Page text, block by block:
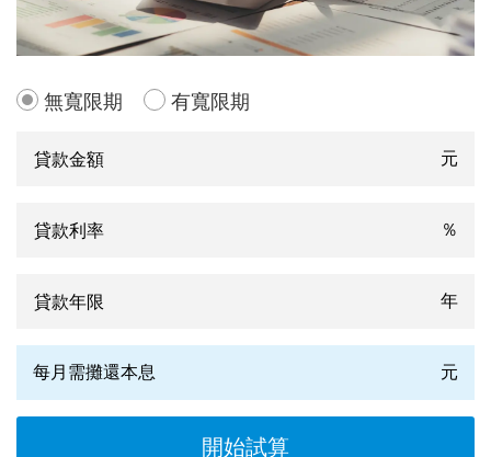
無寬限期 有寬限期
元
％
年
每月需攤還本息 元